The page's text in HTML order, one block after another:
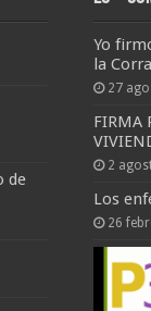
de
Yo
la
27
FIRMA
2
Los
26